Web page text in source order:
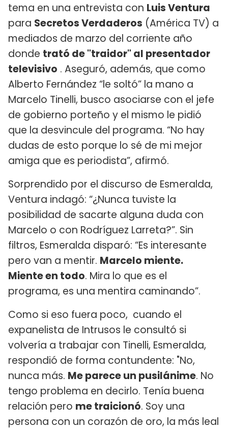
tema en una entrevista con Luis Ventura
para Secretos Verdaderos (América TV) a
mediados de marzo del corriente año
donde trató de "traidor" al presentador
televisivo . Aseguró, además, que como
Alberto Fernández “le soltó” la mano a
Marcelo Tinelli, busco asociarse con el jefe
de gobierno porteño y el mismo le pidió
que la desvincule del programa. “No hay
dudas de esto porque lo sé de mi mejor
amiga que es periodista”, afirmó.
Sorprendido por el discurso de Esmeralda,
Ventura indagó: “¿Nunca tuviste la
posibilidad de sacarte alguna duda con
Marcelo o con Rodríguez Larreta?”. Sin
filtros, Esmeralda disparó: “Es interesante
pero van a mentir. Marcelo miente.
Miente en todo. Mira lo que es el
programa, es una mentira caminando”.
Como si eso fuera poco, cuando el
expanelista de Intrusos le consultó si
volvería a trabajar con Tinelli, Esmeralda,
respondió de forma contundente: "No,
nunca más. Me parece un pusilánime. No
tengo problema en decirlo. Tenía buena
relación pero me traicionó. Soy una
persona con un corazón de oro, la más leal